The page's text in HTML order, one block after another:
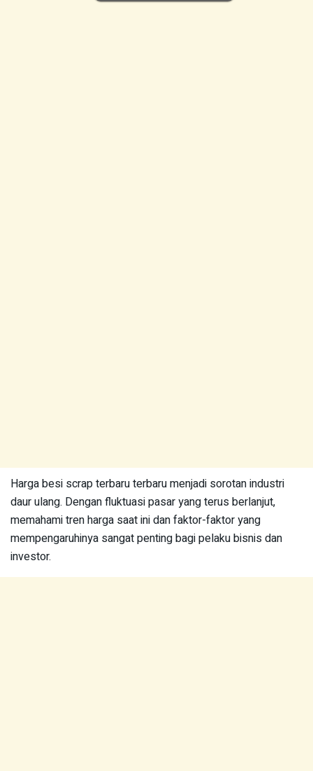
Harga besi scrap terbaru terbaru menjadi sorotan industri
daur ulang. Dengan fluktuasi pasar yang terus berlanjut,
memahami tren harga saat ini dan faktor-faktor yang
mempengaruhinya sangat penting bagi pelaku bisnis dan
investor.